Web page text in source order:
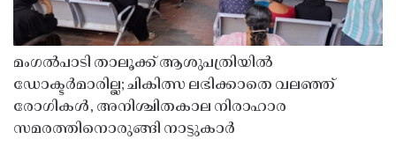
മംഗൽപാടി താലൂക്ക് ആശുപത്രിയിൽ
ഡോക്ടർമാരില്ല; ചികിത്സ ലഭിക്കാതെ വലഞ്ഞ്
രോഗികൾ, അനിശ്ചിതകാല നിരാഹാര
സമരത്തിനൊരുങ്ങി നാട്ടുകാർ